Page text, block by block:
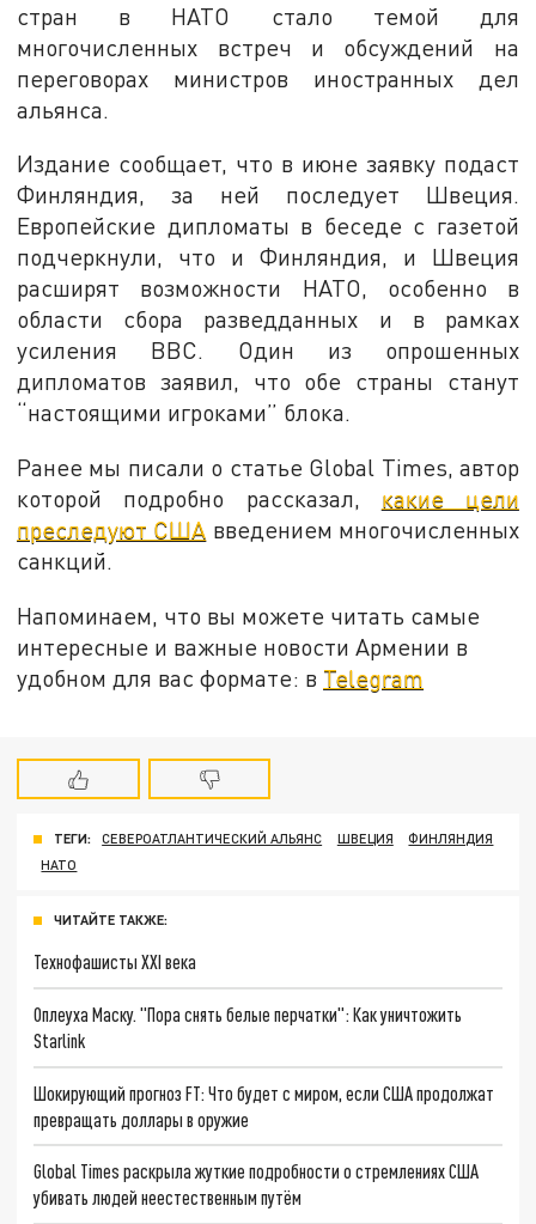
стран в НАТО стало темой для
многочисленных встреч и обсуждений на
переговорах министров иностранных дел
альянса.
Издание сообщает, что в июне заявку подаст
Финляндия, за ней последует Швеция.
Европейские дипломаты в беседе с газетой
подчеркнули, что и Финляндия, и Швеция
расширят возможности НАТО, особенно в
области сбора разведданных и в рамках
усиления ВВС. Один из опрошенных
дипломатов заявил, что обе страны станут
“настоящими игроками” блока.
Ранее мы писали о статье Global Times, автор
которой подробно рассказал, какие цели
преследуют США введением многочисленных
санкций.
Напоминаем, что вы можете читать самые
интересные и важные новости Армении в
удобном для вас формате: в Telegram
ТЕГИ: СЕВЕРОАТЛАНТИЧЕСКИЙ АЛЬЯНС ШВЕЦИЯ
ФИНЛЯНДИЯ
НАТО
ЧИТАЙТЕ ТАКЖЕ:
Технофашисты XXI века
Оплеуха Маску. "Пора снять белые перчатки": Как уничтожить
Starlink
Шокирующий прогноз FT: Что будет с миром, если США продолжат
превращать доллары в оружие
Global Times раскрыла жуткие подробности о стремлениях США
убивать людей неестественным путём